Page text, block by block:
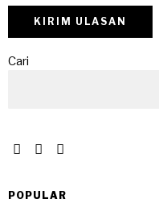
Cari
POPULAR